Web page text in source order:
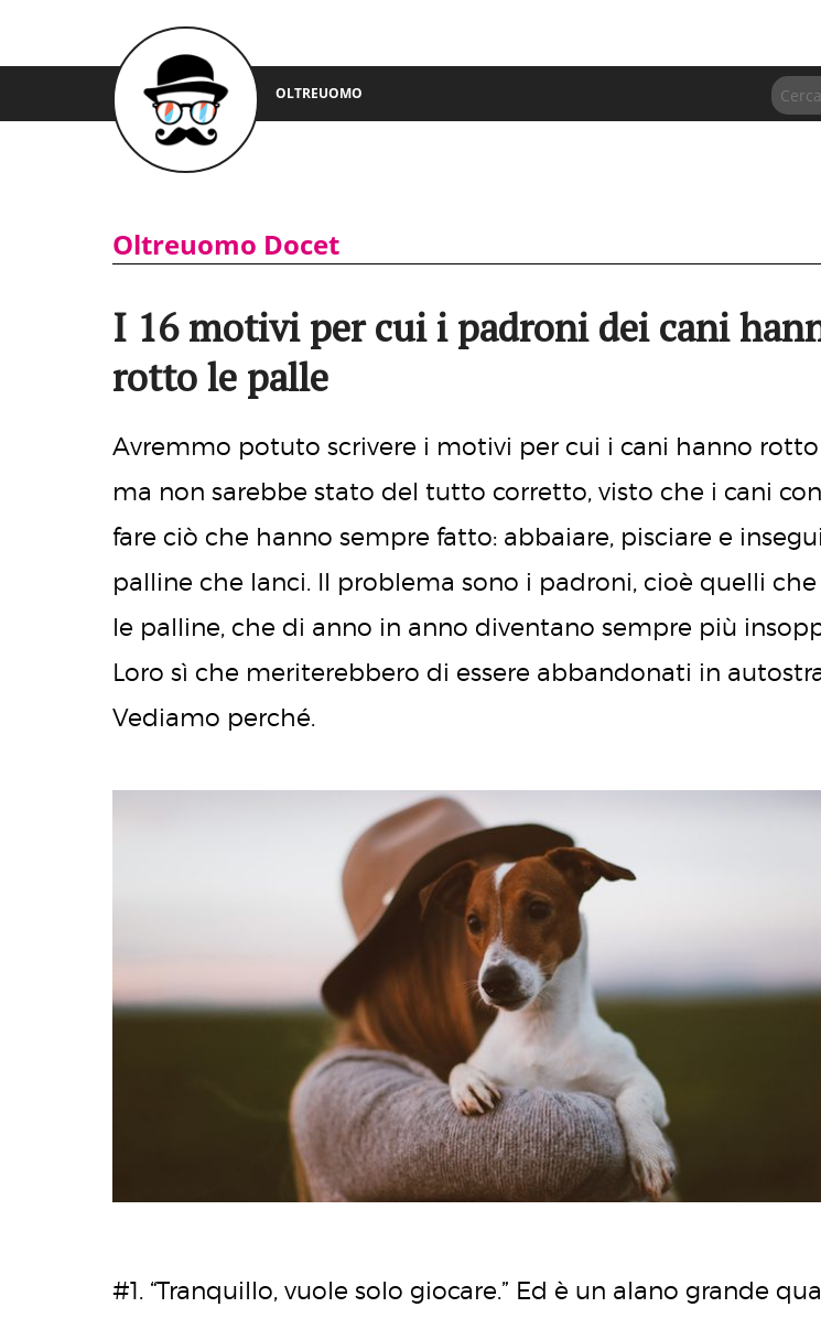
OLTREUOMO
Oltreuomo Docet
I 16 motivi per cui i padroni dei cani
rotto le palle
Avremmo potuto scrivere i motivi per cui i cani hanno rotto
ma non sarebbe stato del tutto corretto, visto che i cani
fare ciò che hanno sempre fatto: abbaiare, pisciare e
palline che lanci. Il problema sono i padroni, cioè quelli
le palline, che di anno in anno diventano sempre più
Loro sì che meriterebbero di essere abbandonati in
Vediamo perché.
#1. “Tranquillo, vuole solo giocare.” Ed è un alano grande